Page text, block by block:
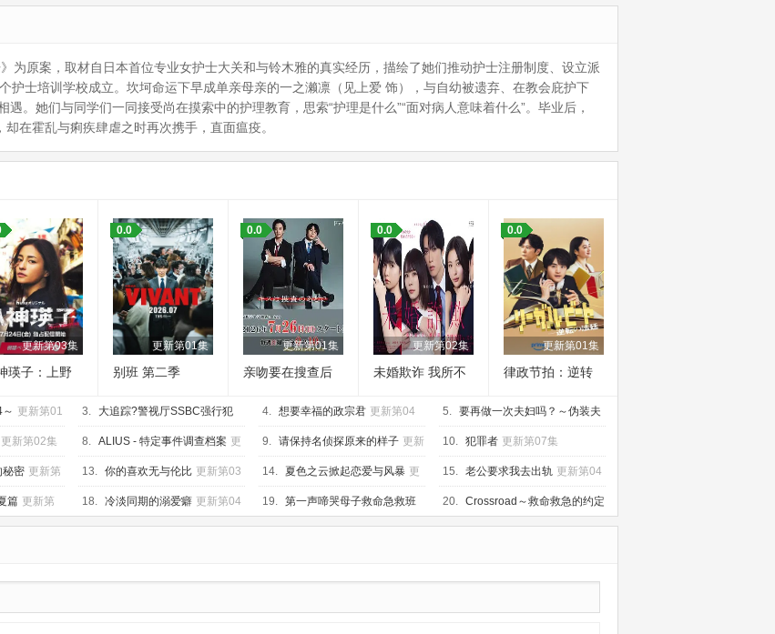
为原案，取材自日本首位专业女护士大关和与铃木雅的真实经历，描绘了她们推动护士注册制度、设立派
护士培训学校成立。坎坷命运下早成单亲母亲的一之濑凛（见上爱 饰），与自幼被遗弃、在教会庇护下
。她们与同学们一同接受尚在摸索中的护理教育，思索“护理是什么”“面对病人意味着什么”。毕业后，
在霍乱与痢疾肆虐之时再次携手，直面瘟疫。
更新第03集
瑛子：上野
课
更新第01集
0.0
别班 第二季
更新第01集
0.0
亲吻要在搜查后
更新第02集
0.0
未婚欺诈 我所不
更新第01集
0.0
律政节拍：逆转
更新第01 3. 大追踪?警视厅SSBC强行犯
系? 第二季 更新第02集
4. 想要幸福的政宗君 更新第04
集
5. 要再做一次夫妇吗？～伪装夫
妇～ 更新第04集
更新第02集 8. ALIUS - 特定事件调查档案 更
新第02集
9. 请保持名侦探原来的样子 更新
第02集
10. 犯罪者 更新第07集
秘密 更新第 13. 你的喜欢无与伦比 更新第03
集
14. 夏色之云掀起恋爱与风暴 更
新第03集
15. 老公要求我去出轨 更新第04
集
篇 更新第 18. 冷淡同期的溺爱癖 更新第04
集
19. 第一声啼哭母子救命急救班
更新第04集
20. Crossroad～救命救急的约定
～ 更新第04集